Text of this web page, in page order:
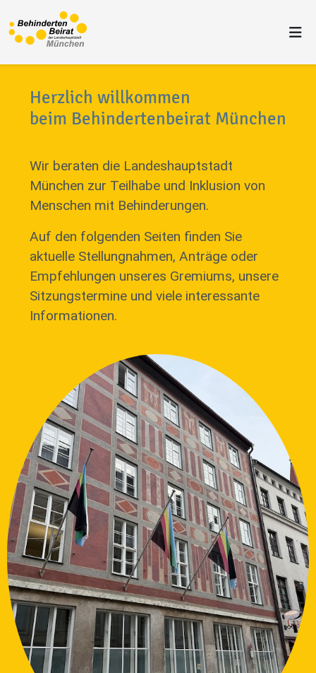
Herzlich willkommen
beim Behindertenbeirat München
Wir beraten die Landeshauptstadt
München zur Teilhabe und Inklusion von
Menschen mit Behinderungen.
Auf den folgenden Seiten finden Sie
aktuelle Stellungnahmen, Anträge oder
Empfehlungen unseres Gremiums, unsere
Sitzungstermine und viele interessante
Informationen.